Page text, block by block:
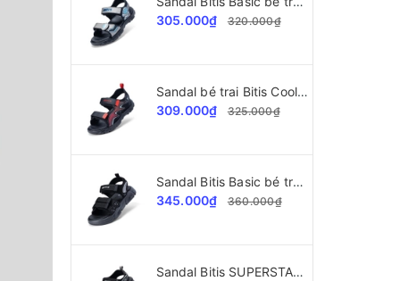
305.000₫
320.000₫
Sandal bé trai Bitis Cool Kids BEB008100
309.000₫
325.000₫
Sandal Bitis Basic bé trai BEB008200
345.000₫
360.000₫
Sandal Bitis SUPERSTAR Collection bé trai BPB002300